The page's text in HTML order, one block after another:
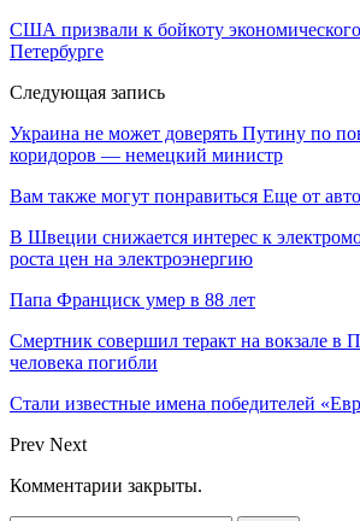
США призвали к бойкоту
Петербурге
Следующая запись
Украина не может доверять Путину по
коридоров — немецкий министр
Вам также могут понравиться Еще от
В Швеции снижается интерес к
роста цен на электроэнергию
Папа Франциск умер в 88 лет
Смертник совершил теракт на вокзале в
человека погибли
Стали известные имена победителей
Prev Next
Комментарии закрыты.